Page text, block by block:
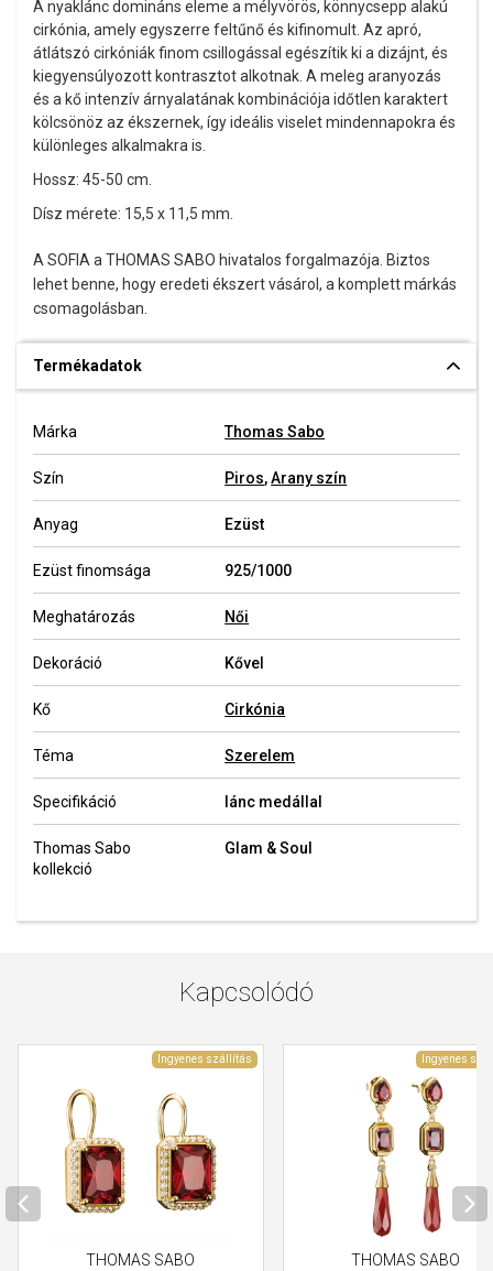
A nyaklánc domináns eleme a mélyvörös, könnycsepp alakú
cirkónia, amely egyszerre feltűnő és kifinomult. Az apró,
átlátszó cirkóniák finom csillogással egészítik ki a dizájnt, és
kiegyensúlyozott kontrasztot alkotnak. A meleg aranyozás
és a kő intenzív árnyalatának kombinációja időtlen karaktert
kölcsönöz az ékszernek, így ideális viselet mindennapokra és
különleges alkalmakra is.
Hossz: 45-50 cm.
Dísz mérete: 15,5 x 11,5 mm.
A SOFIA a THOMAS SABO hivatalos forgalmazója. Biztos
lehet benne, hogy eredeti ékszert vásárol, a komplett márkás
csomagolásban.
Termékadatok
Márka Thomas Sabo
Szín Piros,Arany szín
Anyag Ezüst
Ezüst finomsága 925/1000
Meghatározás Női
Dekoráció Kővel
Kő Cirkónia
Téma Szerelem
Specifikáció lánc medállal
Thomas Sabo
kollekció
Glam & Soul
Kapcsolódó
Ingyenes szállítás
THOMAS SABO
Ingyenes
THOMAS SABO